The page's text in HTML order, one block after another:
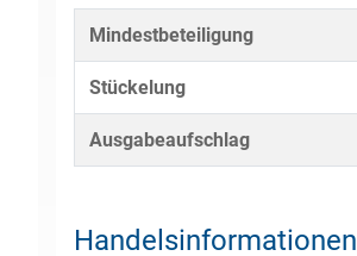
Mindestbeteiligung
Stückelung
Ausgabeaufschlag
Handelsinformationen